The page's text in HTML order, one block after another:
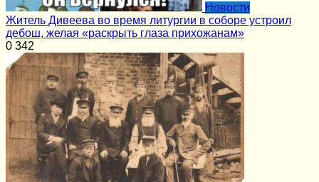
Новости
Житель Дивеева во время литургии в соборе устроил
дебош, желая «раскрыть глаза прихожанам»
0 342